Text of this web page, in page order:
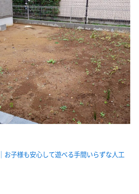
お子様も安心して遊べる手間いらずな人工